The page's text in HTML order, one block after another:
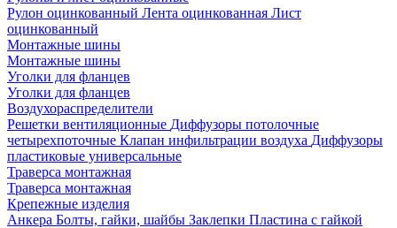
Рулон оцинкованный Лента оцинкованная Лист
оцинкованный
Монтажные шины
Монтажные шины
Уголки для фланцев
Уголки для фланцев
Воздухораспределители
Решетки вентиляционные Диффузоры потолочные
четырехпоточные Клапан инфильтрации воздуха Диффузоры
пластиковые универсальные
Траверса монтажная
Траверса монтажная
Крепежные изделия
Анкера Болты, гайки, шайбы Заклепки Пластина с гайкой